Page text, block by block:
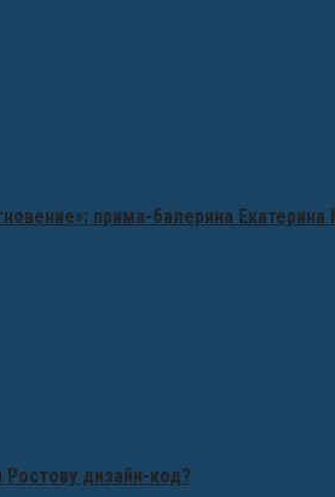
прима-балерина
дизайн-код?